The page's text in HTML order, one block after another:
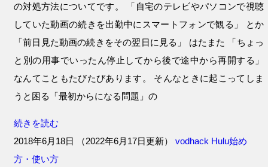
の対処方法についてです。 「自宅のテレビやパソコンで視聴
していた動画の続きを出勤中にスマートフォンで観る」 とか
「前日見た動画の続きをその翌日に見る」 はたまた 「ちょっ
と別の用事でいったん停止してから後で途中から再開する」
なんてこともたびたびあります。 そんなときに起こってしま
うと困る「最初からになる問題」の
続きを読む
2018年6月18日
（2022年6月17日更新） vodhack Hulu始め
方・使い方